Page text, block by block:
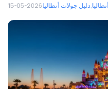
15-05-2026 دليل جولات أنطاليا,